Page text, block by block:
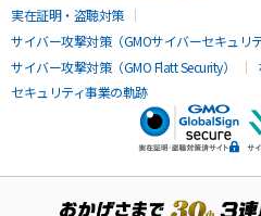
実在証明・盗聴対策
サイバー攻撃対策（GMOサイバーセキュリ
サイバー攻撃対策（GMO Flatt Security）
セキュリティ事業の軌跡